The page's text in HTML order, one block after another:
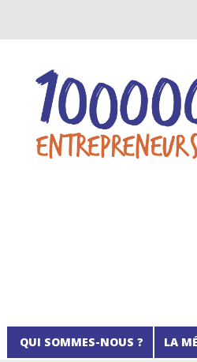
QUI SOMMES-NOUS ? LA